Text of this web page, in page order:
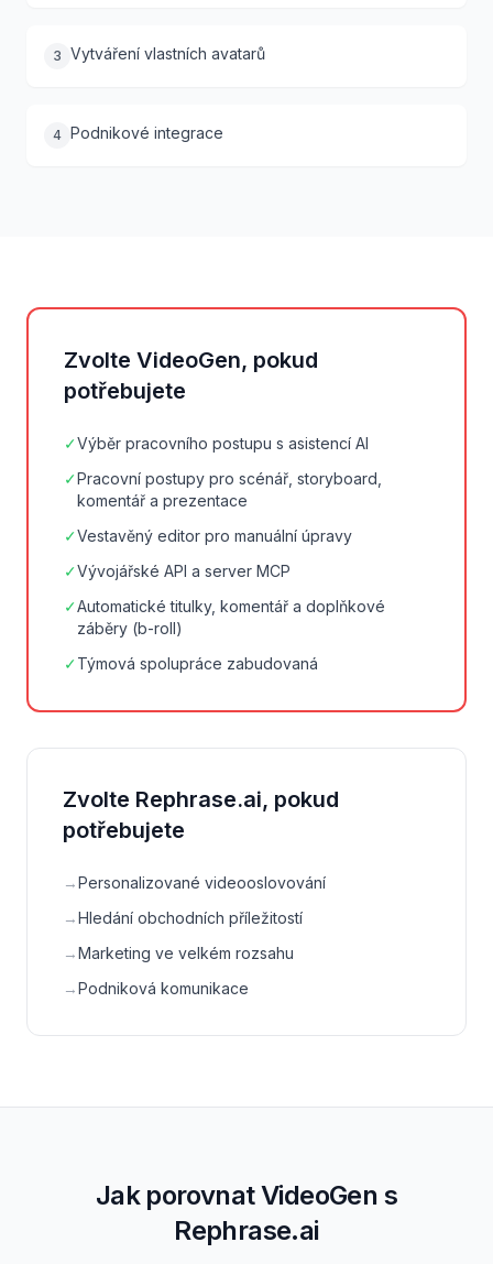
3 Vytváření vlastních avatarů
4 Podnikové integrace
Zvolte VideoGen, pokud
potřebujete
✓Výběr pracovního postupu s asistencí AI
✓Pracovní postupy pro scénář, storyboard,
komentář a prezentace
✓Vestavěný editor pro manuální úpravy
✓Vývojářské API a server MCP
✓Automatické titulky, komentář a doplňkové
záběry (b-roll)
✓Týmová spolupráce zabudovaná
Zvolte Rephrase.ai, pokud
potřebujete
→Personalizované videooslovování
→Hledání obchodních příležitostí
→Marketing ve velkém rozsahu
→Podniková komunikace
Jak porovnat VideoGen s
Rephrase.ai